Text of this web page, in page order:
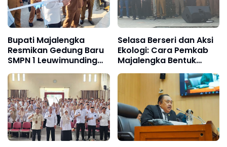
West Java" Program
Bupati Majalengka
Resmikan Gedung Baru
SMPN 1 Leuwimunding
dari Banpres, Ingatkan:
"Membangun Lebih
Mudah, Merawatnya
Lebih Sulit"
Selasa Berseri dan Aksi
Ekologi: Cara Pemkab
Majalengka Bentuk
Karakter Siswa Cerdas
dan Peduli Lingkungan